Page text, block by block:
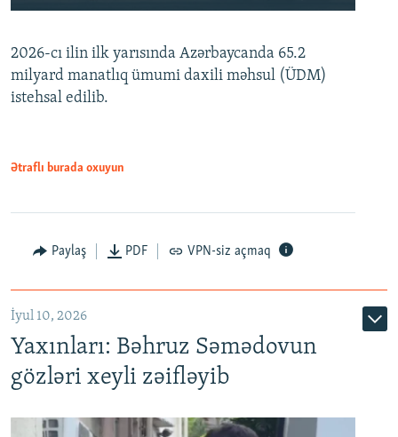
Auto 240p 360p 480p
360p
480p
2026-cı ilin ilk yarısında Azərbaycanda 65.2
milyard manatlıq ümumi daxili məhsul (ÜDM)
istehsal edilib.
Ətraflı burada oxuyun
Paylaş PDF VPN-siz açmaq
İyul 10, 2026
Yaxınları: Bəhruz Səmədovun
gözləri xeyli zəifləyib